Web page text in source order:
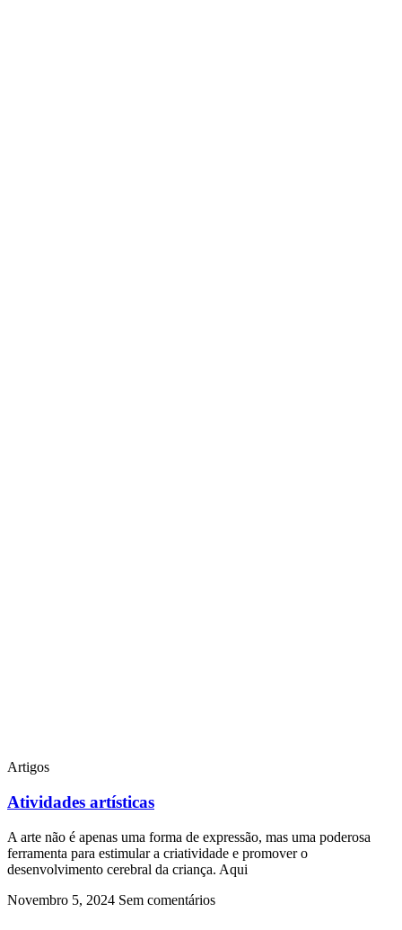
Artigos
Atividades artísticas
A arte não é apenas uma forma de expressão, mas uma poderosa
ferramenta para estimular a criatividade e promover o
desenvolvimento cerebral da criança. Aqui
Novembro 5, 2024 Sem comentários